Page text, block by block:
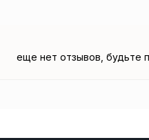
еще нет отзывов, будьте